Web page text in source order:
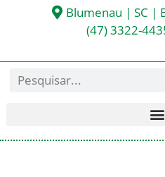
Blumenau | SC |
(47) 3322-